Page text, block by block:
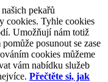
pekařů
cookies. Tyhle cookies
Umožňují nám totiž
posunout se zase
cookies můžeme
vám nabídku služeb
Přečtěte si, jak